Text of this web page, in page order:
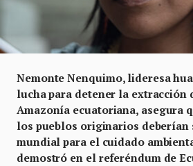
Nemonte Nenquimo, lideresa
lucha para detener la extracción
Amazonía ecuatoriana, asegura
los pueblos originarios deberían
mundial para el cuidado
demostró en el referéndum de